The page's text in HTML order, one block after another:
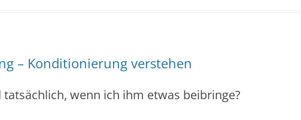
– Konditionierung verstehen
wenn ich ihm etwas beibringe?